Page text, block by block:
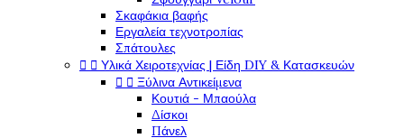
Σκαφάκια βαφής
Εργαλεία τεχνοτροπίας
Σπάτουλες
  Υλικά Χειροτεχνίας | Είδη DIY & Κατασκευών
  Ξύλινα Αντικείμενα
Κουτιά - Μπαούλα
Δίσκοι
Πάνελ